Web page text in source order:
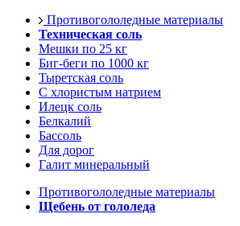
Противогололедные материалы
Техническая соль
Мешки по 25 кг
Биг-беги по 1000 кг
Тыретская соль
С хлористым натрием
Илецк соль
Белкалий
Бассоль
Для дорог
Галит минеральный
Противогололедные материалы
Щебень от гололеда